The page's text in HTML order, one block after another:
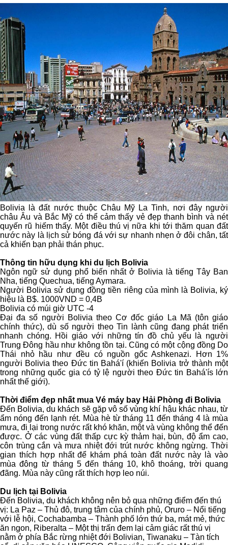
Bolivia là đất nước thuộc Châu Mỹ La Tinh, nơi đây người
châu Âu và Bắc Mỹ có thể cảm thấy vẻ đẹp thanh bình và nét
quyến rũ hiếm thấy. Một điều thú vị nữa khi tới thăm quan đất
nước này là lịch sử bóng đá với sự nhanh nhẹn ở đôi chân, tất
cả khiến bạn phải thán phục.
Thông tin hữu dụng khi du lịch Bolivia
Ngôn ngữ sử dụng phổ biến nhất ở Bolivia là tiếng Tây Ban
Nha, tiếng Quechua, tiếng Aymara.
Người Bolivia sử dụng đồng tiền riêng của mình là Bolivia, ký
hiệu là B$. 1000VND = 0,4B
Bolivia có múi giờ UTC -4
Đại đa số người Bolivia theo Cơ đốc giáo La Mã (tôn giáo
chính thức), dù số người theo Tin lành cũng đang phát triển
nhanh chóng. Hồi giáo với những tín đồ chủ yếu là người
Trung Đông hầu như không tồn tại. Cũng có một cộng đồng Do
Thái nhỏ hầu như đều có nguồn gốc Ashkenazi. Hơn 1%
người Bolivia theo Đức tin Bahá'í (khiến Bolivia trở thành một
trong những quốc gia có tỷ lệ người theo Đức tin Bahá'ís lớn
nhất thế giới).
Thời điểm đẹp nhất mua Vé máy bay Hải Phòng đi Bolivia
Đến Bolivia, du khách sẽ gặp vô số vùng khí hậu khác nhau, từ
ẩm nóng đến lạnh rét. Mùa hè từ tháng 11 đến tháng 4 là mùa
mưa, đi lại trong nước rất khó khăn, một và vùng không thể đến
được. Ở các vùng đất thấp cực kỳ thảm hại, bùn, độ ẩm cao,
côn trùng cắn và mưa nhiệt đới trút nước không ngừng. Thời
gian thích hợp nhất để khám phá toàn đất nước này là vào
mùa đông từ tháng 5 đến tháng 10, khô thoáng, trời quang
đãng. Mùa này cũng rất thích hợp leo núi.
Du lịch tại Bolivia
Đến Bolivia, du khách không nên bỏ qua những điểm đến thú
vị: La Paz – Thủ đô, trung tâm của chính phủ, Oruro – Nổi tiếng
với lễ hội, Cochabamba – Thành phố lớn thứ ba, mát mẻ, thức
ăn ngon, Riberalta – Một thị trấn đem lại cảm giác rất thú vị
nằm ở phía Bắc rừng nhiệt đới Bolivian, Tiwanaku – Tàn tích